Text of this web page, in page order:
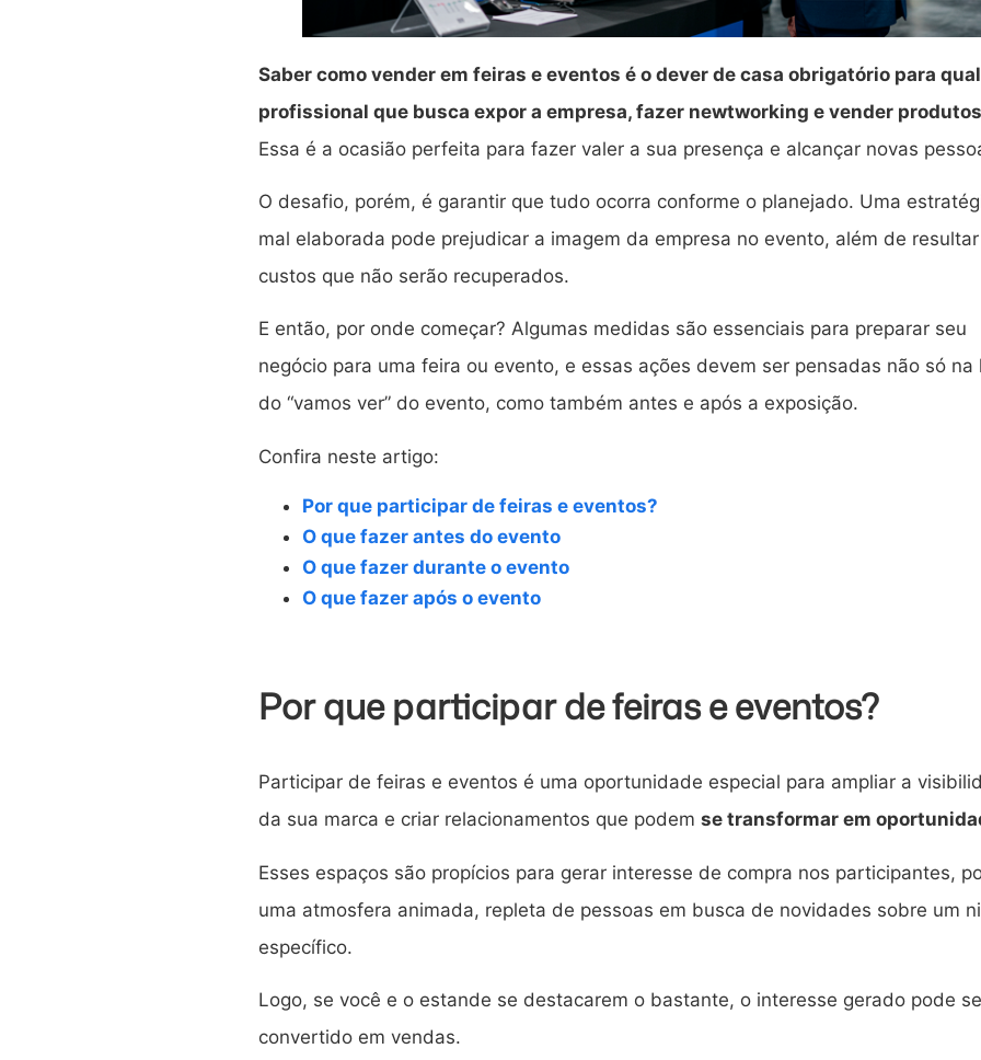
Saber como vender em feiras e eventos é o dever de casa obrigatório para
profissional que busca expor a empresa, fazer newtworking e vender
Essa é a ocasião perfeita para fazer valer a sua presença e alcançar novas
O desafio, porém, é garantir que tudo ocorra conforme o planejado. Uma
mal elaborada pode prejudicar a imagem da empresa no evento, além de
custos que não serão recuperados.
E então, por onde começar? Algumas medidas são essenciais para preparar seu
negócio para uma feira ou evento, e essas ações devem ser pensadas não só na
do “vamos ver” do evento, como também antes e após a exposição.
Confira neste artigo:
Por que participar de feiras e eventos?
O que fazer antes do evento
O que fazer durante o evento
O que fazer após o evento
Por que participar de feiras e eventos?
Participar de feiras e eventos é uma oportunidade especial para ampliar a
da sua marca e criar relacionamentos que podem se transformar em
Esses espaços são propícios para gerar interesse de compra nos participantes,
uma atmosfera animada, repleta de pessoas em busca de novidades sobre um
específico.
Logo, se você e o estande se destacarem o bastante, o interesse gerado pode
convertido em vendas.